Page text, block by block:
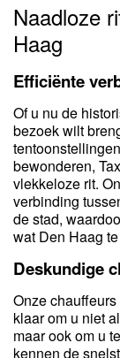
Naadloze
Haag
Efficiënte
Of u nu de
bezoek wilt
bewonderen,
vlekkeloze rit.
verbinding
de stad,
wat Den Haag
Deskundige
Onze
klaar om u niet
maar ook om u
kennen de